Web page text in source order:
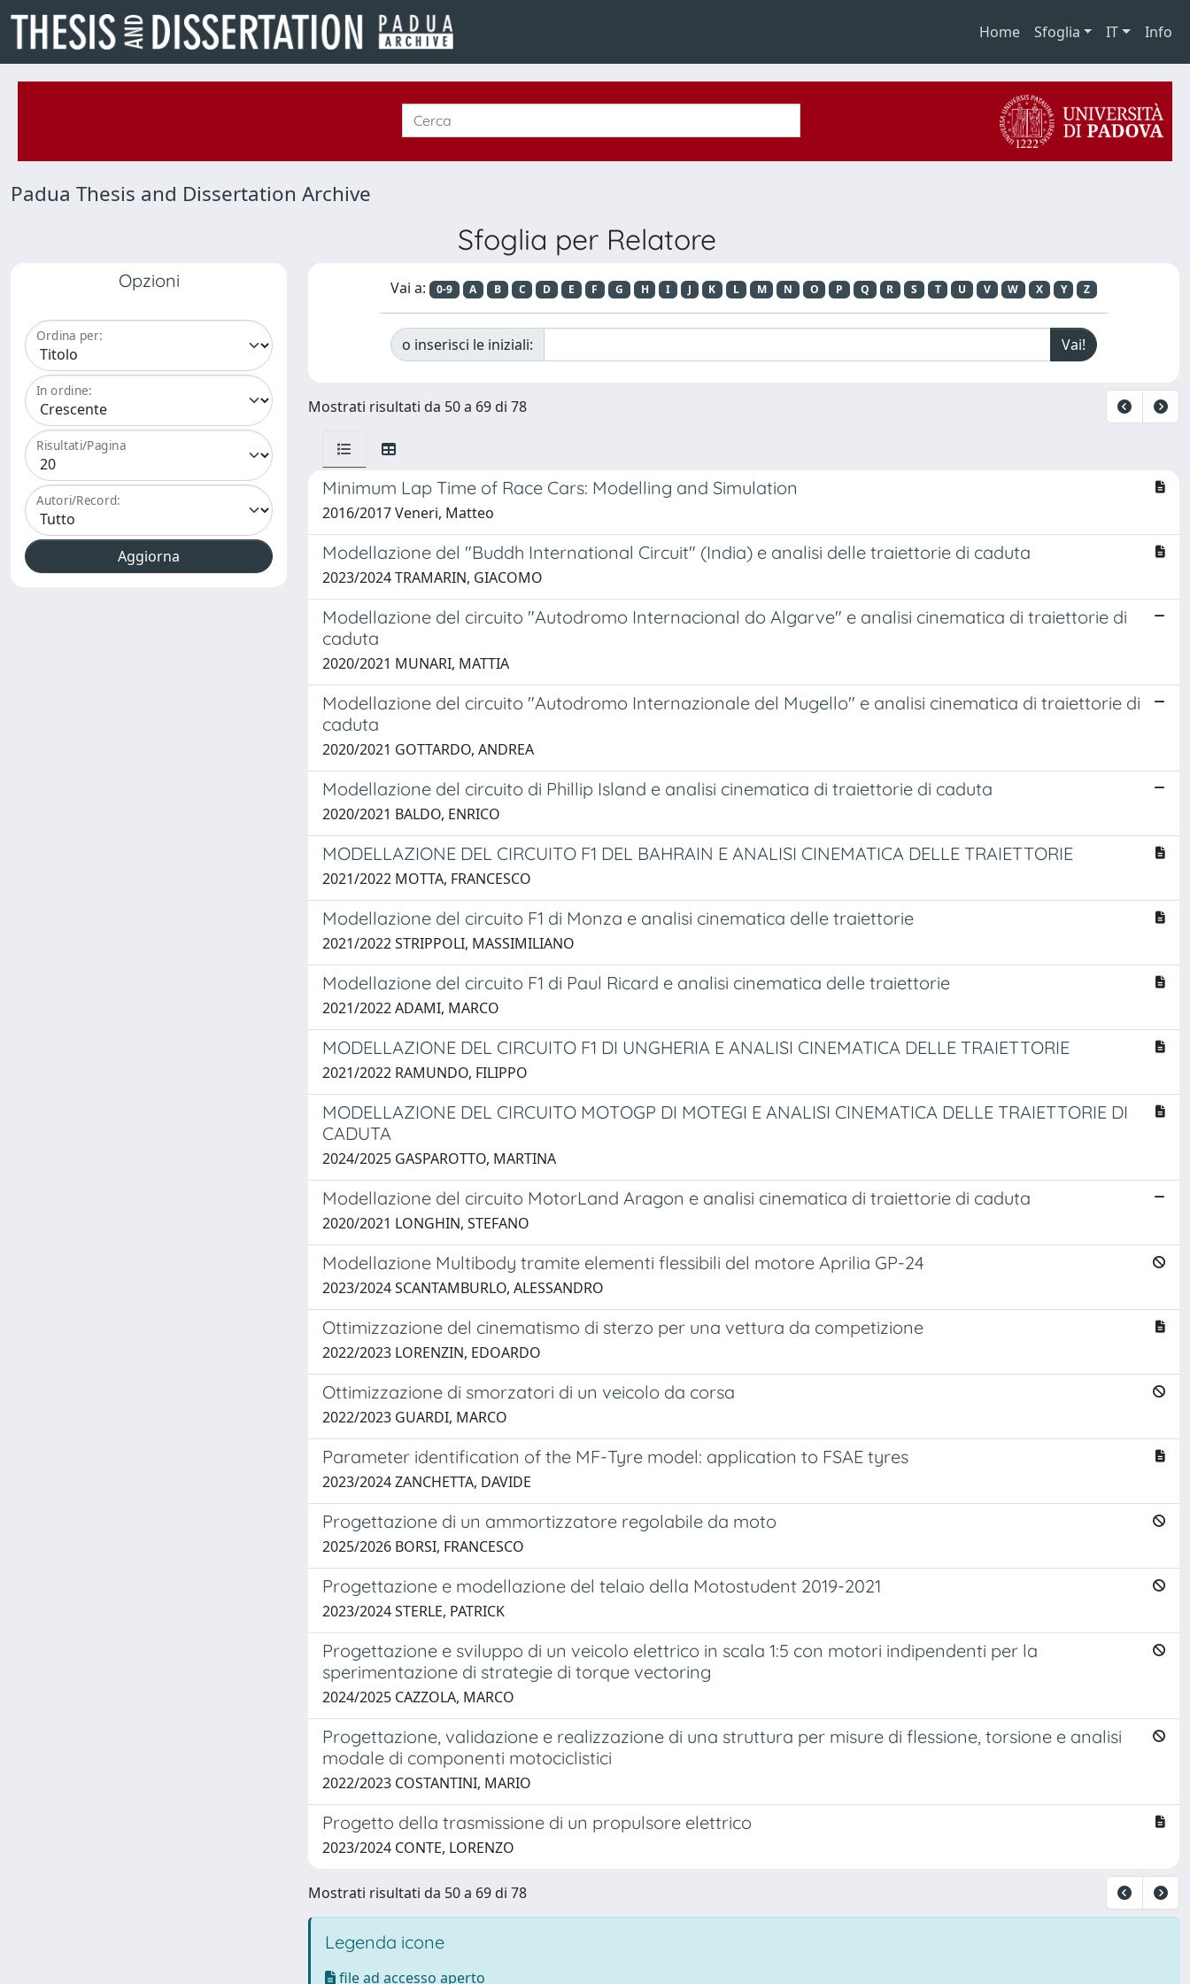
Home Sfoglia IT Info
Padua Thesis and Dissertation Archive
Sfoglia per Relatore
Opzioni
Ordina per:
In ordine:
Risultati/Pagina
Autori/Record:
Vai a: 0-9 A B C D E F G H I J K L M N O P Q R S T U V W X Y Z
o inserisci le iniziali:
Mostrati risultati da 50 a 69 di 78
Minimum Lap Time of Race Cars: Modelling and Simulation
2016/2017 Veneri, Matteo
Modellazione del "Buddh International Circuit" (India) e analisi delle traiettorie di caduta
2023/2024 TRAMARIN, GIACOMO
Modellazione del circuito "Autodromo Internacional do Algarve" e analisi cinematica di traiettorie di
caduta ​
2020/2021 MUNARI, MATTIA
Modellazione del circuito "Autodromo Internazionale del Mugello" e analisi cinematica di traiettorie di
caduta
2020/2021 GOTTARDO, ANDREA
Modellazione del circuito di Phillip Island e analisi cinematica di traiettorie di caduta
2020/2021 BALDO, ENRICO
MODELLAZIONE DEL CIRCUITO F1 DEL BAHRAIN E ANALISI CINEMATICA DELLE TRAIETTORIE
2021/2022 MOTTA, FRANCESCO
Modellazione del circuito F1 di Monza e analisi cinematica delle traiettorie
2021/2022 STRIPPOLI, MASSIMILIANO
Modellazione del circuito F1 di Paul Ricard e analisi cinematica delle traiettorie
2021/2022 ADAMI, MARCO
MODELLAZIONE DEL CIRCUITO F1 DI UNGHERIA E ANALISI CINEMATICA DELLE TRAIETTORIE
2021/2022 RAMUNDO, FILIPPO
MODELLAZIONE DEL CIRCUITO MOTOGP DI MOTEGI E ANALISI CINEMATICA DELLE TRAIETTORIE DI
CADUTA
2024/2025 GASPAROTTO, MARTINA
Modellazione del circuito MotorLand Aragon e analisi cinematica di traiettorie di caduta
2020/2021 LONGHIN, STEFANO
Modellazione Multibody tramite elementi flessibili del motore Aprilia GP-24
2023/2024 SCANTAMBURLO, ALESSANDRO
Ottimizzazione del cinematismo di sterzo per una vettura da competizione
2022/2023 LORENZIN, EDOARDO
Ottimizzazione di smorzatori di un veicolo da corsa
2022/2023 GUARDI, MARCO
Parameter identification of the MF-Tyre model: application to FSAE tyres
2023/2024 ZANCHETTA, DAVIDE
Progettazione di un ammortizzatore regolabile da moto
2025/2026 BORSI, FRANCESCO
Progettazione e modellazione del telaio della Motostudent 2019-2021
2023/2024 STERLE, PATRICK
Progettazione e sviluppo di un veicolo elettrico in scala 1:5 con motori indipendenti per la
sperimentazione di strategie di torque vectoring
2024/2025 CAZZOLA, MARCO
Progettazione, validazione e realizzazione di una struttura per misure di flessione, torsione e analisi
modale di componenti motociclistici
2022/2023 COSTANTINI, MARIO
Progetto della trasmissione di un propulsore elettrico
2023/2024 CONTE, LORENZO
Mostrati risultati da 50 a 69 di 78
Legenda icone
file ad accesso aperto